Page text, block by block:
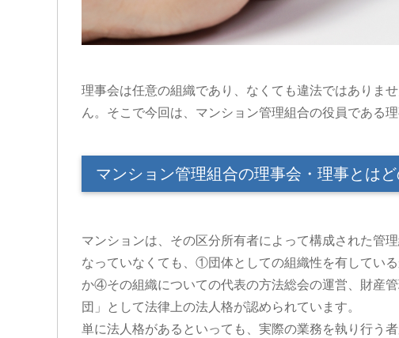
理事会は任意の組織であり、なくても違法ではありま
ん。そこで今回は、マンション管理組合の役員である
マンション管理組合の理事会・理事とは
マンションは、その区分所有者によって構成された管
なっていなくても、①団体としての組織性を有してい
か④その組織についての代表の方法総会の運営、財産
団」として法律上の法人格が認められています。
単に法人格があるといっても、実際の業務を執り行う